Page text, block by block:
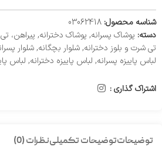
شناسه محصول: 03062418
دسته: پوشاک پسرانه, پوشاک دخترانه, پیراهن،
تی شرت و بلوز دخترانه,شلوار بچگانه,شلوار
لباس پاییزه پسرانه, لباس پاییزه دخترانه, لباس
اشتراک گذاری :
توضیحاتتوضیحات تکمیلینظرات (0)